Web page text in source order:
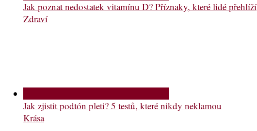
Jak poznat nedostatek vitamínu D? Příznaky, které lidé přehlíží
Zdraví
Jak zjistit podtón pleti? 5 testů, které nikdy neklamou
Krása